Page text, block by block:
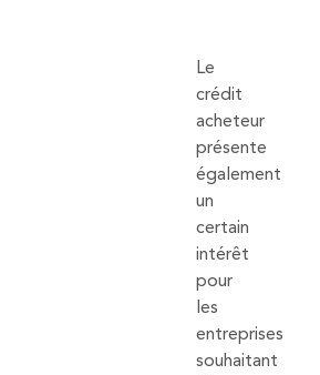
Le
crédit
acheteur
présente
également
un
certain
intérêt
pour
les
entreprises
souhaitant